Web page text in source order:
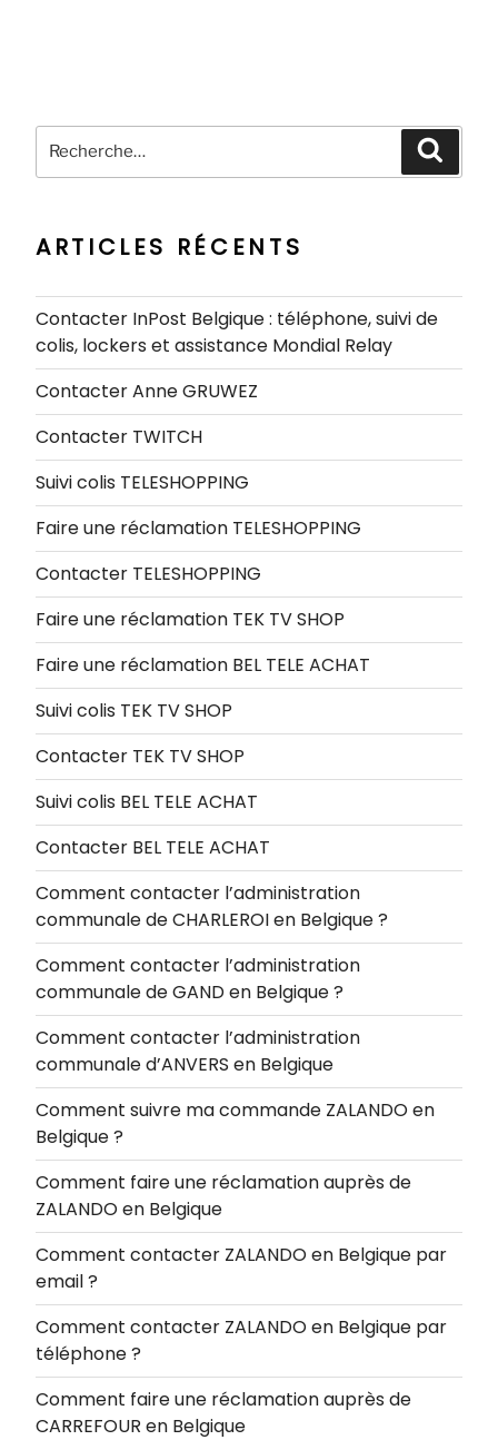
Recherche
pour
ARTICLES RÉCENTS
Contacter InPost Belgique : téléphone, suivi de
colis, lockers et assistance Mondial Relay
Contacter Anne GRUWEZ
Contacter TWITCH
Suivi colis TELESHOPPING
Faire une réclamation TELESHOPPING
Contacter TELESHOPPING
Faire une réclamation TEK TV SHOP
Faire une réclamation BEL TELE ACHAT
Suivi colis TEK TV SHOP
Contacter TEK TV SHOP
Suivi colis BEL TELE ACHAT
Contacter BEL TELE ACHAT
Comment contacter l’administration
communale de CHARLEROI en Belgique ?
Comment contacter l’administration
communale de GAND en Belgique ?
Comment contacter l’administration
communale d’ANVERS en Belgique
Comment suivre ma commande ZALANDO en
Belgique ?
Comment faire une réclamation auprès de
ZALANDO en Belgique
Comment contacter ZALANDO en Belgique par
email ?
Comment contacter ZALANDO en Belgique par
téléphone ?
Comment faire une réclamation auprès de
CARREFOUR en Belgique